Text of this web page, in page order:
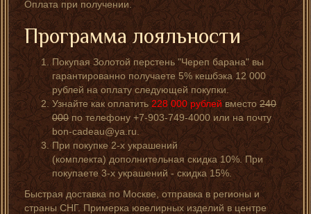
Оплата при получении.
Программа лояльности
Покупая Золотой перстень "Череп барана" вы
гарантированно получаете 5% кешбэка 12 000
рублей на оплату следующей покупки.
Узнайте как оплатить228 000 рублейвместо240
000по телефону +7-903-749-4000 или на почту
bon-cadeau@ya.ru.
При покупке 2-х украшений
(комплекта) дополнительная скидка 10%. При
покупаете 3-х украшений - скидка 15%.
Быстрая доставка по Москве, отправка в регионы и
страны СНГ. Примерка ювелирных изделий в центре